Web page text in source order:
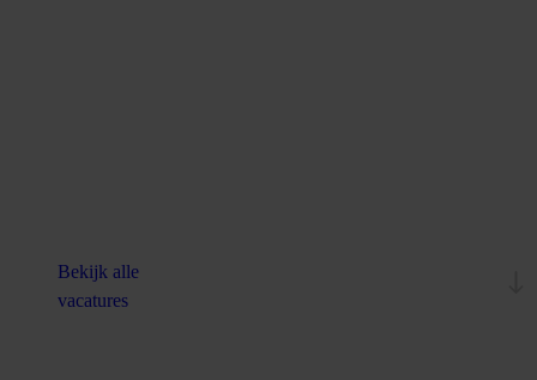
Bekijk alle
vacatures